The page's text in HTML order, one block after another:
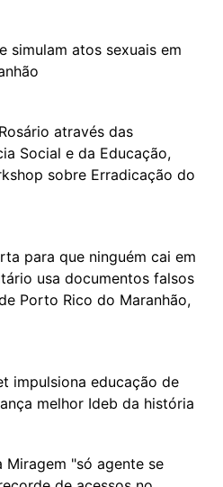
simulam atos sexuais em
através das
Social e da Educação,
sobre Erradicação do
para que ninguém cai em
usa documentos falsos
Porto Rico do Maranhão,
impulsiona educação de
melhor Ideb da história
Miragem "só agente se